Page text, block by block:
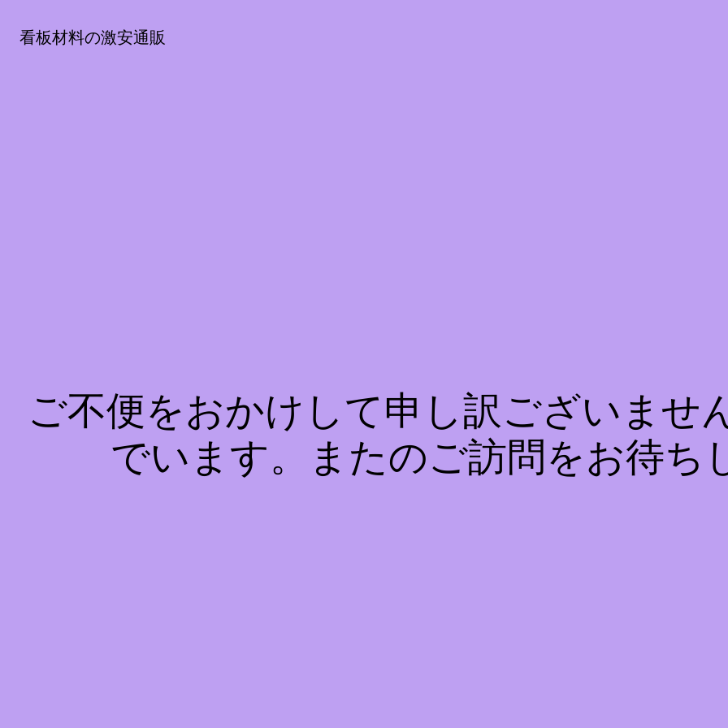
看板材料の激安通販
ご不便をおかけして申し訳ございませ
でいます。またのご訪問をお待ち